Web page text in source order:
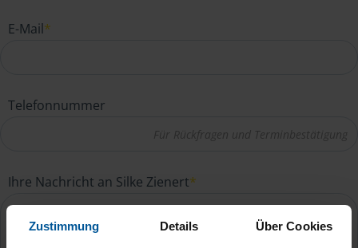
Zustimmung Details Über Cookies
E-Mail*
Telefonnummer
Ihre Nachricht an Silke Zienert*